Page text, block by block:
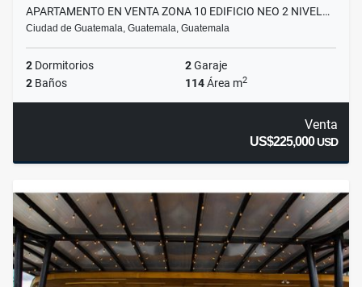
APARTAMENTO EN VENTA ZONA 10 EDIFICIO NEO 2 NIVEL…
Ciudad de Guatemala, Guatemala, Guatemala
2 Dormitorios 2Garaje
2 Baños 114Área m2
Venta
US$225,000USD